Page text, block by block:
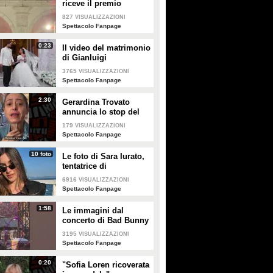
riceve il premio
intitolato al padre
Enrico
827 VISUALIZZAZIONI
Spettacolo Fanpage
0:23
Il video del matrimonio
di Gianluigi
Donnarumma e Alessia
Elefante
3765 VISUALIZZAZIONI
Spettacolo Fanpage
2:30
Gerardina Trovato
annuncia lo stop del
tour per problemi di
salute
179 VISUALIZZAZIONI
Spettacolo Fanpage
10 foto
Le foto di Sara Iurato,
tentatrice di
Temptation Island 2026
6916 VISUALIZZAZIONI
Spettacolo Fanpage
1:58
Le immagini dal
concerto di Bad Bunny
a Milano
3195 VISUALIZZAZIONI
Spettacolo Fanpage
0:20
"Sofia Loren ricoverata